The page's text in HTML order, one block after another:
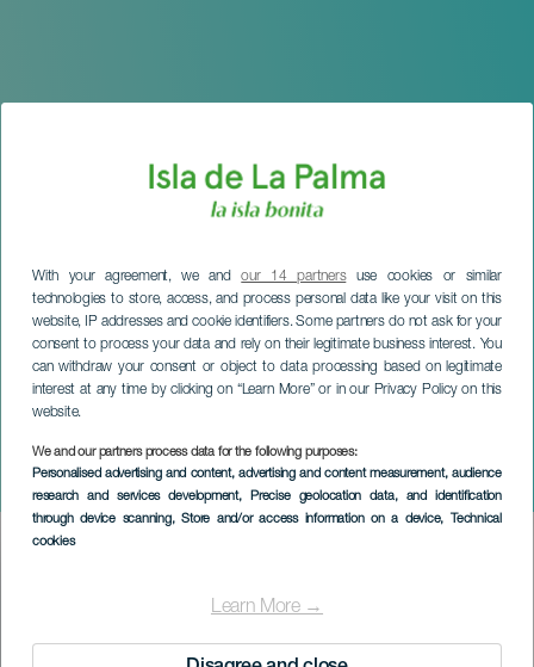
With your agreement, we andour 14 partnersuse cookies or similar
technologies to store, access, and process personal data like your visit on this
website, IP addresses and cookie identifiers. Some partners do not ask for your
consent to process your data and rely on their legitimate business interest. You
can withdraw your consent or object to data processing based on legitimate
interest at any time by clicking on “Learn More” or in our Privacy Policy on this
website.
We and our partners process data for the following purposes:
Personalised advertising and content, advertising and content measurement, audience
research and services development, Precise geolocation data, and identification
through device scanning, Store and/or access information on a device, Technical
cookies
Learn More →
Croix de Noël Villa de
Mazo
Imagen